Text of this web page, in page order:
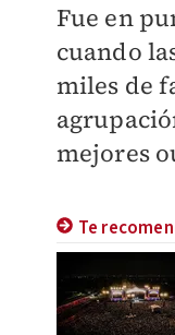
Fue en
cuando
miles de
mejores
Te